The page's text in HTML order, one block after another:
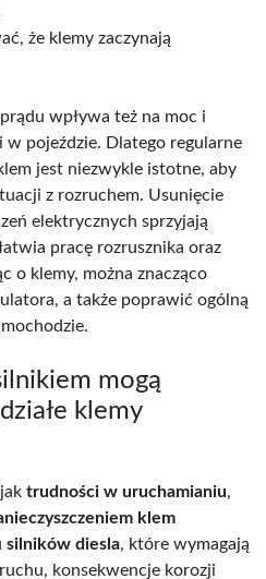
że klemy zaczynają
wpływa też na moc i
pojeździe. Dlatego regularne
jest niezwykle istotne, aby
z rozruchem. Usunięcie
elektrycznych sprzyjają
pracę rozrusznika oraz
o klemy, można znacząco
a także poprawić ogólną
mogą
klemy
trudności w uruchamianiu,
klem
silników diesla, które wymagają
konsekwencje korozji